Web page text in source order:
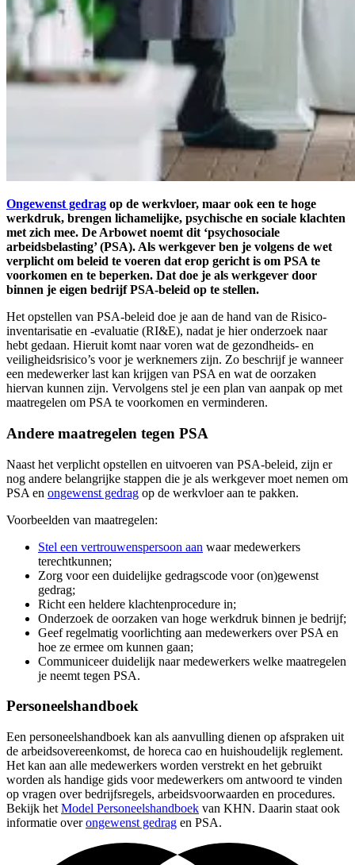
Ongewenst gedrag op de werkvloer, maar ook een te hoge
werkdruk, brengen lichamelijke, psychische en sociale klachten
met zich mee. De Arbowet noemt dit ‘psychosociale
arbeidsbelasting’ (PSA). Als werkgever ben je volgens de wet
verplicht om beleid te voeren dat erop gericht is om PSA te
voorkomen en te beperken. Dat doe je als werkgever door
binnen je eigen bedrijf PSA-beleid op te stellen.
Het opstellen van PSA-beleid doe je aan de hand van de Risico-
inventarisatie en -evaluatie (RI&E), nadat je hier onderzoek naar
hebt gedaan. Hieruit komt naar voren wat de gezondheids- en
veiligheidsrisico’s voor je werknemers zijn. Zo beschrijf je wanneer
een medewerker last kan krijgen van PSA en wat de oorzaken
hiervan kunnen zijn. Vervolgens stel je een plan van aanpak op met
maatregelen om PSA te voorkomen en verminderen.
Andere maatregelen tegen PSA
Naast het verplicht opstellen en uitvoeren van PSA-beleid, zijn er
nog andere belangrijke stappen die je als werkgever moet nemen om
PSA en ongewenst gedrag op de werkvloer aan te pakken.
Voorbeelden van maatregelen:
Stel een vertrouwenspersoon aan waar medewerkers
terechtkunnen;
Zorg voor een duidelijke gedragscode voor (on)gewenst
gedrag;
Richt een heldere klachtenprocedure in;
Onderzoek de oorzaken van hoge werkdruk binnen je bedrijf;
Geef regelmatig voorlichting aan medewerkers over PSA en
hoe ze ermee om kunnen gaan;
Communiceer duidelijk naar medewerkers welke maatregelen
je neemt tegen PSA.
Personeelshandboek
Een personeelshandboek kan als aanvulling dienen op afspraken uit
de arbeidsovereenkomst, de horeca cao en huishoudelijk reglement.
Het kan aan alle medewerkers worden verstrekt en het gebruikt
worden als handige gids voor medewerkers om antwoord te vinden
op vragen over bedrijfsregels, arbeidsvoorwaarden en procedures.
Bekijk het Model Personeelshandboek van KHN. Daarin staat ook
informatie overongewenst gedrag en PSA.